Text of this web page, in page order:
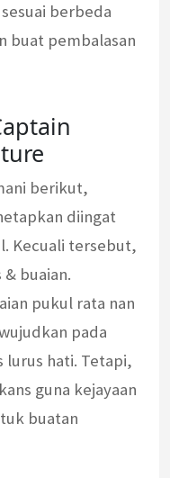
berbeda
buat pembalasan
berikut,
diingat
Kecuali tersebut,
buaian.
pukul rata nan
pada
lurus hati. Tetapi,
guna kejayaan
buatan